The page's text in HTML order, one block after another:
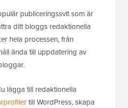
publiceringssvit som är
ditt bloggs redaktionella
hela processen, från
ända till uppdatering av
lägga till redaktionella
till WordPress, skapa